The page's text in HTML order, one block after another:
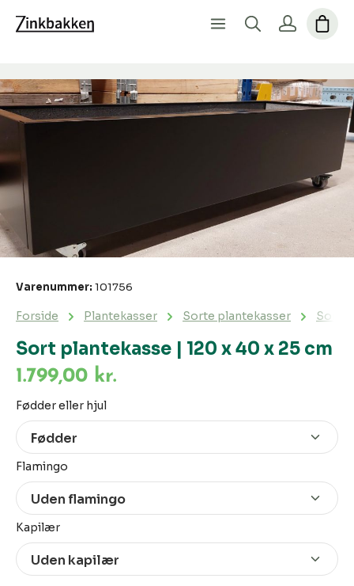
Spring over billedgalleri
Sort plantekasse | 120 x 40 x 25 cm
Forside Plantekasser Sorte plantekasser Sort
Varenummer: 101756
1.799,00 kr.
Vælg
Fødder eller hjul
Vælg
Flamingo
Vælg
Kapilær